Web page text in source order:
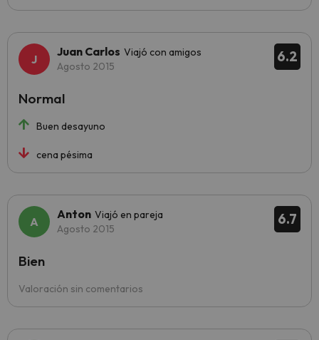
6.2
Juan Carlos Viajó con amigos
Agosto 2015
Buen desayuno
cena pésima
Normal
6.7
Anton Viajó en pareja
Agosto 2015
Valoración sin comentarios
Bien